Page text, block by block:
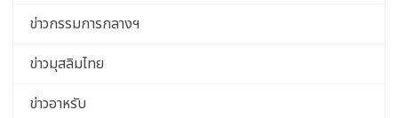
ข่าวกรรมการกลางฯ
ข่าวมุสลิมไทย
ข่าวอาหรับ